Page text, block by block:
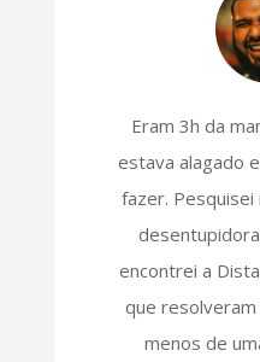
Eram 3h da
estava alagado
fazer. Pesquisei
encontrei a
que
menos de